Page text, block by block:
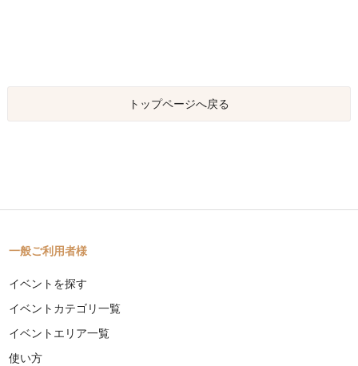
トップページへ戻る
一般ご利用者様
イベントを探す
イベントカテゴリ一覧
イベントエリア一覧
使い方